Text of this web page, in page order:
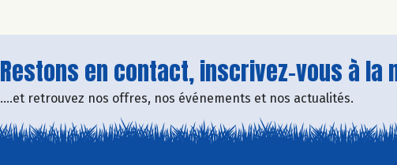
Restons en contact, inscrivez-vous à la
....et retrouvez nos offres, nos événements et nos actualités.